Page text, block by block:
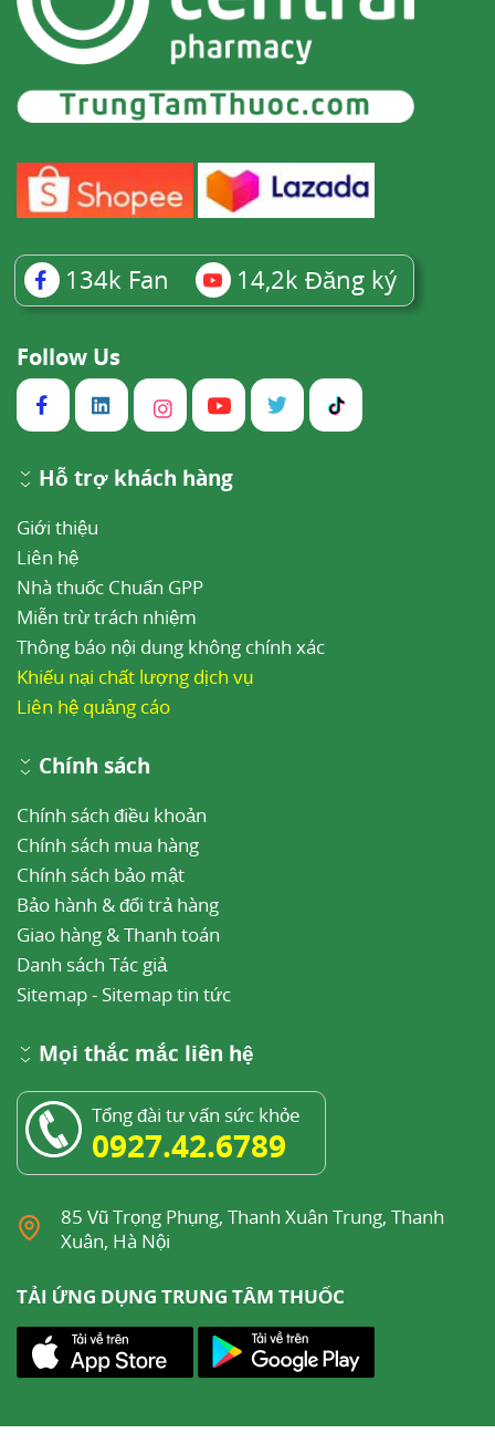
134k Fan 14,2k Đăng ký
Follow Us
Hỗ trợ khách hàng
Giới thiệu
Liên hệ
Nhà thuốc Chuẩn GPP
Miễn trừ trách nhiệm
Thông báo nội dung không chính xác
Khiếu nại chất lượng dịch vụ
Liên hệ quảng cáo
Chính sách
Chính sách điều khoản
Chính sách mua hàng
Chính sách bảo mật
Bảo hành & đổi trả hàng
Giao hàng & Thanh toán
Danh sách Tác giả
Sitemap- Sitemap tin tức
Mọi thắc mắc liên hệ
Tổng đài tư vấn sức khỏe
0927.42.6789
85 Vũ Trọng Phụng, Thanh Xuân Trung, Thanh
Xuân, Hà Nội
TẢI ỨNG DỤNG TRUNG TÂM THUỐC